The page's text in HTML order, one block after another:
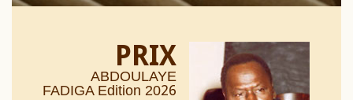
PRIX
ABDOULAYE
FADIGA Edition 2026